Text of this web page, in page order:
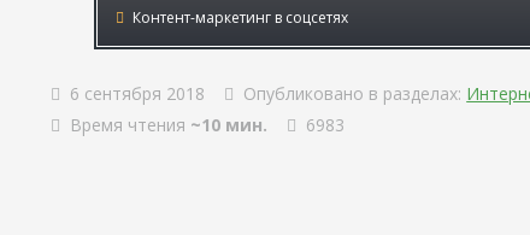
Контент-маркетинг в соцсетях
6 сентября 2018 Опубликовано в разделах:
Время чтения ~10 мин. 6983